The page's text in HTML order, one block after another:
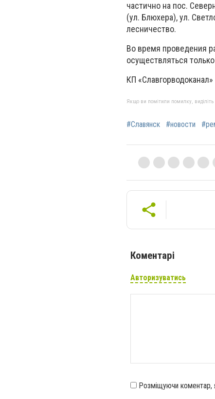
частично на пос.
(ул. Блюхера), ул.
лесничество.
Во время проведения
осуществляться
КП
Якщо ви помітили помилку, виділіть
#Славянск #новости
Коментарі
Авторизуватись
Розміщуючи коментар,